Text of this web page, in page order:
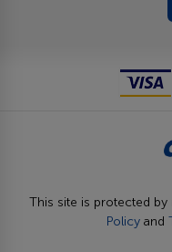
This site is protected by
Policy and